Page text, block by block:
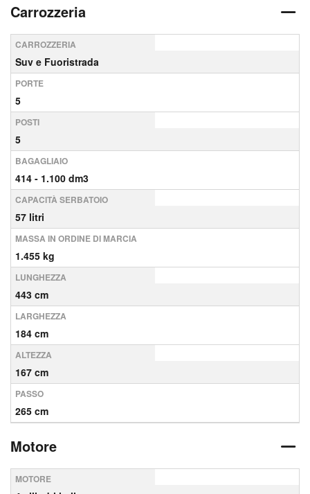
Carrozzeria
CARROZZERIA
Suv e Fuoristrada
PORTE
5
POSTI
5
BAGAGLIAIO
414 - 1.100 dm3
CAPACITÀ SERBATOIO
57 litri
MASSA IN ORDINE DI MARCIA
1.455 kg
LUNGHEZZA
443 cm
LARGHEZZA
184 cm
ALTEZZA
167 cm
PASSO
265 cm
Motore
MOTORE